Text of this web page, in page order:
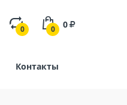
0 0 0
Контакты